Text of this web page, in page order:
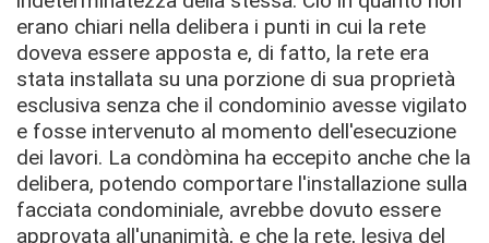
erano chiari nella delibera i punti in cui la rete
doveva essere apposta e, di fatto, la rete era
stata installata su una porzione di sua proprietà
esclusiva senza che il condominio avesse vigilato
e fosse intervenuto al momento dell'esecuzione
dei lavori. La condòmina ha eccepito anche che la
delibera, potendo comportare l'installazione sulla
facciata condominiale, avrebbe dovuto essere
approvata all'unanimità, e che la rete, lesiva del